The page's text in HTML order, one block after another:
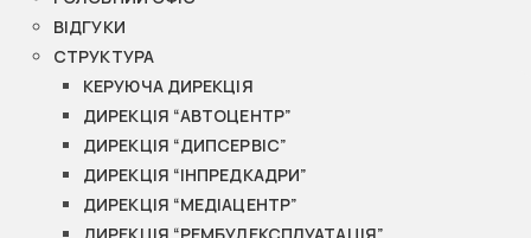
ВІДГУКИ
СТРУКТУРА
КЕРУЮЧА ДИРЕКЦІЯ
ДИРЕКЦІЯ “АВТОЦЕНТР”
ДИРЕКЦІЯ “ДИПСЕРВІС”
ДИРЕКЦІЯ “ІНПРЕДКАДРИ”
ДИРЕКЦІЯ “МЕДІАЦЕНТР”